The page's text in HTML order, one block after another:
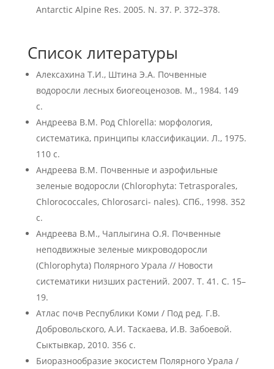
Antarctic Alpine Res. 2005. N. 37. P. 372–378.
Список литературы
Алексахина Т.И., Штина Э.А. Почвенные
водоросли лесных биогеоценозов. М., 1984. 149
с.
Андреева В.М. Род Chlorella: морфология,
систематика, принципы классификации. Л., 1975.
110 с.
Андреева В.М. Почвенные и аэрофильные
зеленые водоросли (Chlorophyta: Tetrasporales,
Chlorococcales, Chlorosarci- nales). СПб., 1998. 352
с.
Андреева В.М., Чаплыгина О.Я. Почвенные
неподвижные зеленые микроводоросли
(Chlorophyta) Полярного Урала // Новости
систематики низших растений. 2007. Т. 41. С. 15–
19.
Атлас почв Республики Коми / Под ред. Г.В.
Добровольского, А.И. Таскаева, И.В. Забоевой.
Сыктывкар, 2010. 356 с.
Биоразнообразие экосистем Полярного Урала /